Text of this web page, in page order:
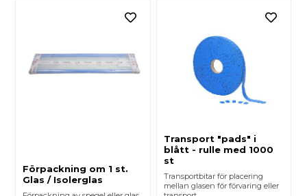
Förpackning om 1 st.
Glas / Isolerglas
Transport "pads" i
blått - rulle med 1000
st
Transportbitar för placering
mellan glasen för förvaring eller